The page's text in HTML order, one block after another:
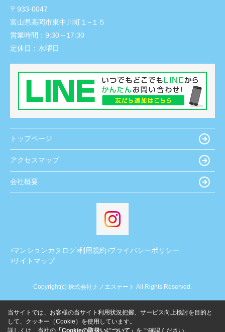
〒933-0047
富山県高岡市東中川町１−１５
営業時間： 9:30～17:30
定休日： 水曜日
トップページ
アクセスマップ
会社概要
マンションカタログ 利用規約 プライバシーポリシー
サイトマップ
Copyright(c) 株式会社ナノエステート All Rights Reserved.
当サイトでは、お客様の当サイト利用状況把握、サービス向上検討を目的と
して、クッキー（Cookie）を使用しています。
詳しくは、当社の 「Cookieの取扱いについて」 をご確認ください。